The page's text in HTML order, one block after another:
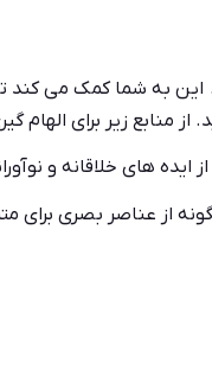
این به شما کمک می کند
منابع زیر برای الهام
از عناصر بصری برای